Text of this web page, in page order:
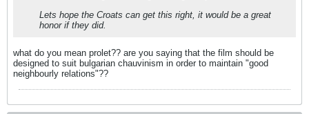
Lets hope the Croats can get this right, it would be a great
honor if they did.
what do you mean prolet?? are you saying that the film should be
designed to suit bulgarian chauvinism in order to maintain "good
neighbourly relations"??